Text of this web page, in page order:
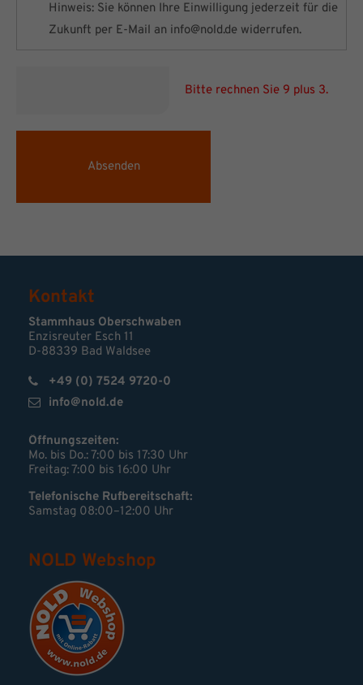
Hinweis: Sie können Ihre Einwilligung jederzeit für die
Zukunft per E-Mail an info@nold.de widerrufen.
Bitte rechnen Sie 9 plus 3.
Absenden
Kontakt
Stammhaus Oberschwaben
Enzisreuter Esch 11
D-88339 Bad Waldsee
+49 (0) 7524 9720-0
info@nold.de
Öffnungszeiten:
Mo. bis Do.: 7:00 bis 17:30 Uhr
Freitag: 7:00 bis 16:00 Uhr
Telefonische Rufbereitschaft:
Samstag 08:00–12:00 Uhr
NOLD Webshop